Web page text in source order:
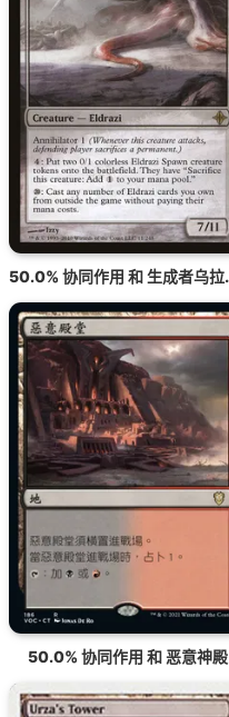
50.0% 协同作用 和 恶意神殿